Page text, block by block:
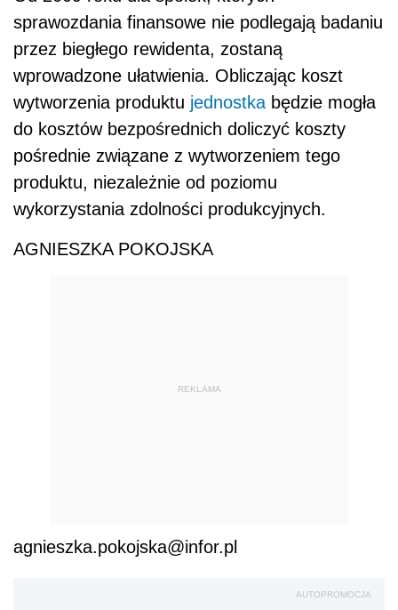
sprawozdania finansowe nie podlegają badaniu
przez biegłego rewidenta, zostaną
wprowadzone ułatwienia. Obliczając koszt
wytworzenia produktu jednostka będzie mogła
do kosztów bezpośrednich doliczyć koszty
pośrednie związane z wytworzeniem tego
produktu, niezależnie od poziomu
wykorzystania zdolności produkcyjnych.
AGNIESZKA POKOJSKA
REKLAMA
agnieszka.pokojska@infor.pl
AUTOPROMOCJA